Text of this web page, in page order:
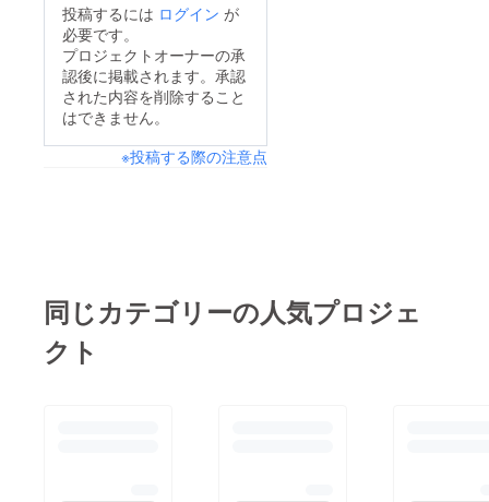
投稿するには ログイン が
必要です。
プロジェクトオーナーの承
認後に掲載されます。承認
された内容を削除すること
はできません。
※投稿する際の注意点
同じカテゴリーの人気プロジェ
クト